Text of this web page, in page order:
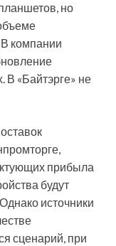
но
В компании
В «Байтэрге» не
прибыла
будут
источники
сценарий, при